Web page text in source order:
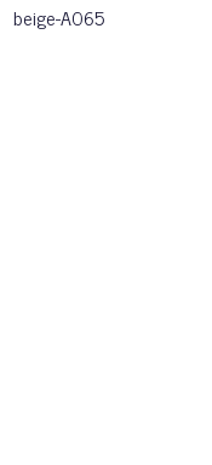
beige-A065